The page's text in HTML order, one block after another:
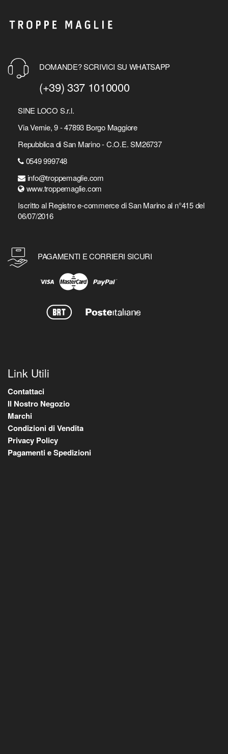
DOMANDE? SCRIVICI SU WHATSAPP
(+39) 337 1010000
SINE LOCO S.r.l.
Via Vernie, 9 - 47893 Borgo Maggiore
Repubblica di San Marino - C.O.E. SM26737
0549 999748
info@troppemaglie.com
www.troppemaglie.com
Iscritto al Registro e-commerce di San Marino al n°415 del
06/07/2016
PAGAMENTI E CORRIERI SICURI
Link Utili
Contattaci
Il Nostro Negozio
Marchi
Condizioni di Vendita
Privacy Policy
Pagamenti e Spedizioni